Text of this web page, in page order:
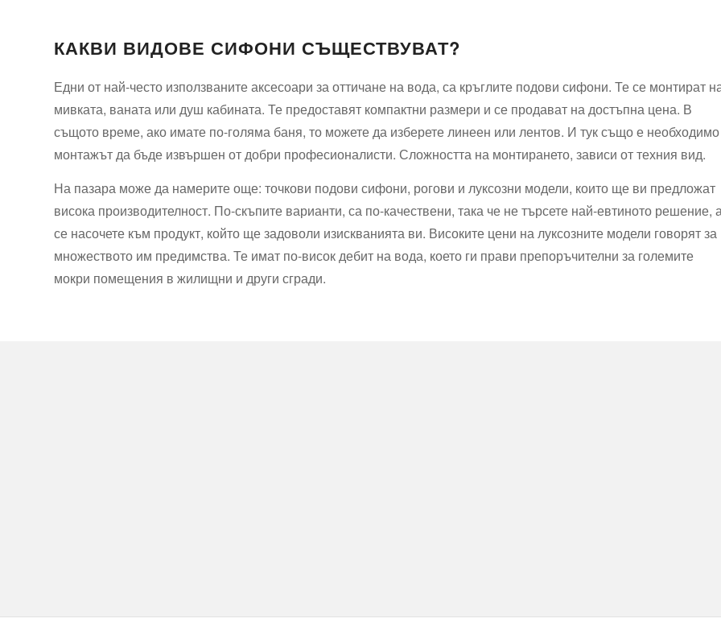
КАКВИ ВИДОВЕ СИФОНИ СЪЩЕСТВУВАТ?
Едни от най-често използваните аксесоари за оттичане на вода, са кръглите подови сифони. Те се монтират
мивката, ваната или душ кабината. Те предоставят компактни размери и се продават на достъпна цена. В
същото време, ако имате по-голяма баня, то можете да изберете линеен или лентов. И тук също е необходимо
монтажът да бъде извършен от добри професионалисти. Сложността на монтирането, зависи от техния вид.
На пазара може да намерите още: точкови подови сифони, рогови и луксозни модели, които ще ви предложат
висока производителност. По-скъпите варианти, са по-качествени, така че не търсете най-евтиното решение,
се насочете към продукт, който ще задоволи изискванията ви. Високите цени на луксозните модели говорят за
множеството им предимства. Те имат по-висок дебит на вода, което ги прави препоръчителни за големите
мокри помещения в жилищни и други сгради.